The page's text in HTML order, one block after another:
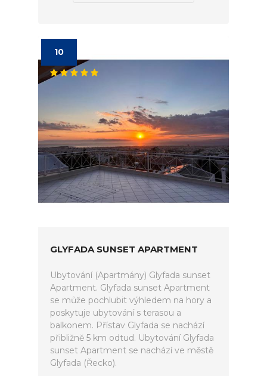
10
GLYFADA SUNSET APARTMENT
Ubytování (Apartmány) Glyfada sunset
Apartment. Glyfada sunset Apartment
se může pochlubit výhledem na hory a
poskytuje ubytování s terasou a
balkonem. Přístav Glyfada se nachází
přibližně 5 km odtud. Ubytování Glyfada
sunset Apartment se nachází ve městě
Glyfada (Řecko).